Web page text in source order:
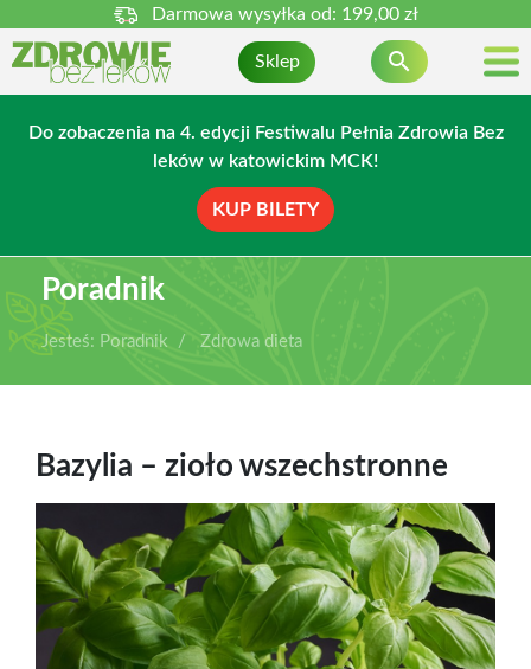
Darmowa wysyłka od: 199,00 zł
Sklep 
Do zobaczenia na 4. edycji Festiwalu Pełnia Zdrowia Bez
leków w katowickim MCK!
KUP BILETY
Poradnik
Jesteś: Poradnik Zdrowa dieta
Bazylia – zioło wszechstronne